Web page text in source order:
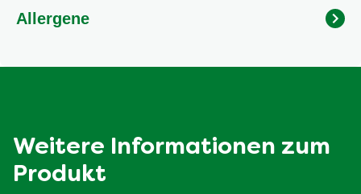
Lieblingssalat geben. Fertig!
Allergene
Weitere Informationen zum
Produkt